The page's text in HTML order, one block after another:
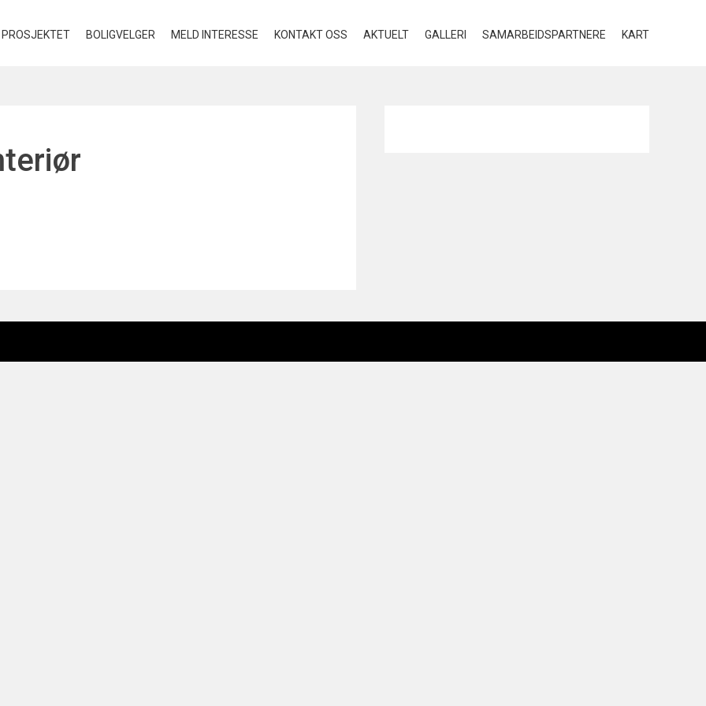
PROSJEKTET BOLIGVELGER MELD INTERESSE KONTAKT OSS AKTUELT GALLERI SAMARBEIDSPARTNERE KART